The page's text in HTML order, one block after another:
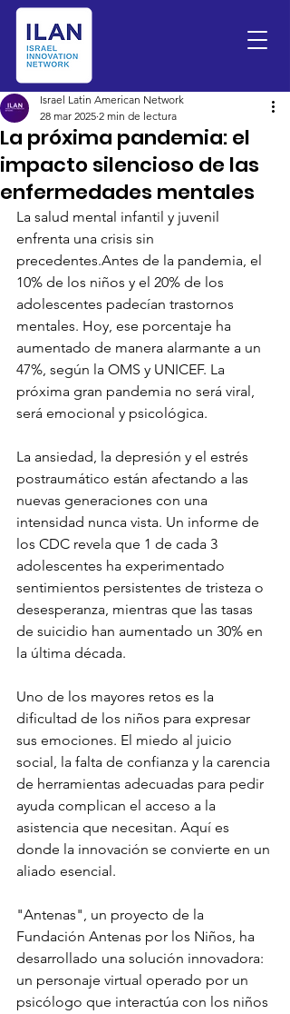
La próxima pandemia: el
impacto silencioso de las
enfermedades mentales
Israel Latin American Network
28 mar 2025 2 min de lectura
La salud mental infantil y juvenil
enfrenta una crisis sin
precedentes.Antes de la pandemia, el
10% de los niños y el 20% de los
adolescentes padecían trastornos
mentales. Hoy, ese porcentaje ha
aumentado de manera alarmante a un
47%, según la OMS y UNICEF. La
próxima gran pandemia no será viral,
será emocional y psicológica.
La ansiedad, la depresión y el estrés
postraumático están afectando a las
nuevas generaciones con una
intensidad nunca vista. Un informe de
los CDC revela que 1 de cada 3
adolescentes ha experimentado
sentimientos persistentes de tristeza o
desesperanza, mientras que las tasas
de suicidio han aumentado un 30% en
la última década.
Uno de los mayores retos es la
dificultad de los niños para expresar
sus emociones. El miedo al juicio
social, la falta de confianza y la carencia
de herramientas adecuadas para pedir
ayuda complican el acceso a la
asistencia que necesitan. Aquí es
donde la innovación se convierte en un
aliado esencial.
"Antenas", un proyecto de la
Fundación Antenas por los Niños, ha
desarrollado una solución innovadora:
un personaje virtual operado por un
psicólogo que interactúa con los niños